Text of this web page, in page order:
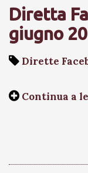
Diretta
giugno
Dirette
Continua a